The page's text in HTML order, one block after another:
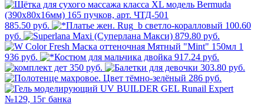
885.50 руб.
100.60
руб.
879.80 руб.
1
936 руб.
917.24 руб.
350 руб.
303.80 руб.
286 руб.